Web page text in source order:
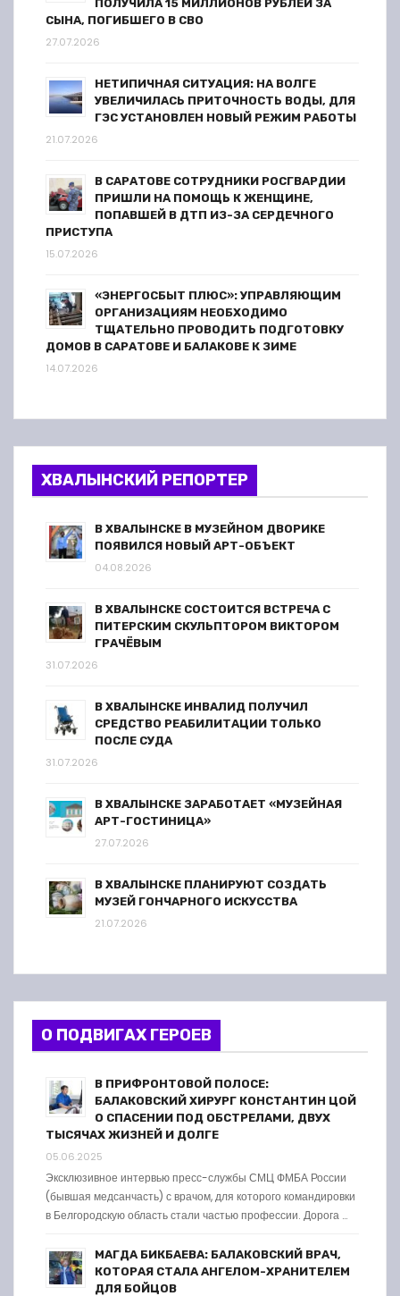
ПОЛУЧИЛА 15 МИЛЛИОНОВ РУБЛЕЙ ЗА
СЫНА, ПОГИБШЕГО В СВО
27.07.2026
НЕТИПИЧНАЯ СИТУАЦИЯ: НА ВОЛГЕ
УВЕЛИЧИЛАСЬ ПРИТОЧНОСТЬ ВОДЫ, ДЛЯ
ГЭС УСТАНОВЛЕН НОВЫЙ РЕЖИМ РАБОТЫ
21.07.2026
В САРАТОВЕ СОТРУДНИКИ РОСГВАРДИИ
ПРИШЛИ НА ПОМОЩЬ К ЖЕНЩИНЕ,
ПОПАВШЕЙ В ДТП ИЗ-ЗА СЕРДЕЧНОГО
ПРИСТУПА
15.07.2026
«ЭНЕРГОСБЫТ ПЛЮС»: УПРАВЛЯЮЩИМ
ОРГАНИЗАЦИЯМ НЕОБХОДИМО
ТЩАТЕЛЬНО ПРОВОДИТЬ ПОДГОТОВКУ
ДОМОВ В САРАТОВЕ И БАЛАКОВЕ К ЗИМЕ
14.07.2026
ХВАЛЫНСКИЙ РЕПОРТЕР
В ХВАЛЫНСКЕ В МУЗЕЙНОМ ДВОРИКЕ
ПОЯВИЛСЯ НОВЫЙ АРТ-ОБЪЕКТ
04.08.2026
В ХВАЛЫНСКЕ СОСТОИТСЯ ВСТРЕЧА С
ПИТЕРСКИМ СКУЛЬПТОРОМ ВИКТОРОМ
ГРАЧЁВЫМ
31.07.2026
В ХВАЛЫНСКЕ ИНВАЛИД ПОЛУЧИЛ
СРЕДСТВО РЕАБИЛИТАЦИИ ТОЛЬКО
ПОСЛЕ СУДА
31.07.2026
В ХВАЛЫНСКЕ ЗАРАБОТАЕТ «МУЗЕЙНАЯ
АРТ-ГОСТИНИЦА»
27.07.2026
В ХВАЛЫНСКЕ ПЛАНИРУЮТ СОЗДАТЬ
МУЗЕЙ ГОНЧАРНОГО ИСКУССТВА
21.07.2026
О ПОДВИГАХ ГЕРОЕВ
В ПРИФРОНТОВОЙ ПОЛОСЕ:
БАЛАКОВСКИЙ ХИРУРГ КОНСТАНТИН ЦОЙ
О СПАСЕНИИ ПОД ОБСТРЕЛАМИ, ДВУХ
ТЫСЯЧАХ ЖИЗНЕЙ И ДОЛГЕ
05.06.2025
Эксклюзивное интервью пресс-службы СМЦ ФМБА России
(бывшая медсанчасть) с врачом, для которого командировки
в Белгородскую область стали частью профессии. Дорога …
МАГДА БИКБАЕВА: БАЛАКОВСКИЙ ВРАЧ,
КОТОРАЯ СТАЛА АНГЕЛОМ-ХРАНИТЕЛЕМ
ДЛЯ БОЙЦОВ